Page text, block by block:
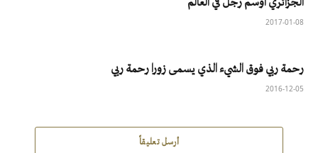
2017-01-08
رحمة ربي فوق الشيء الذي يسمى زورا رحمة ربي
2016-12-05
أرسل تعليقاً